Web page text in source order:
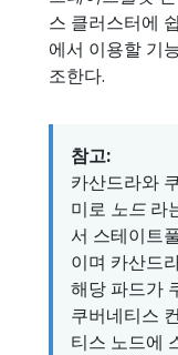
스 클러스터에
에서 이용할 기
조한다.
참고:
카산드라와
미로 노드 라
서 스테이트
이며 카산드
해당 파드가
쿠버네티스
티스 노드에